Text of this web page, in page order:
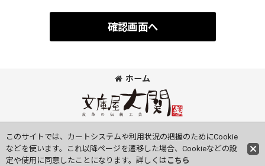
確認画面へ
ホーム
このサイトでは、カートシステムや利用状況の把握のためにCookie
などを使います。これ以降ページを遷移した場合、Cookieなどの設
定や使用に同意したことになります。詳しくは こちら